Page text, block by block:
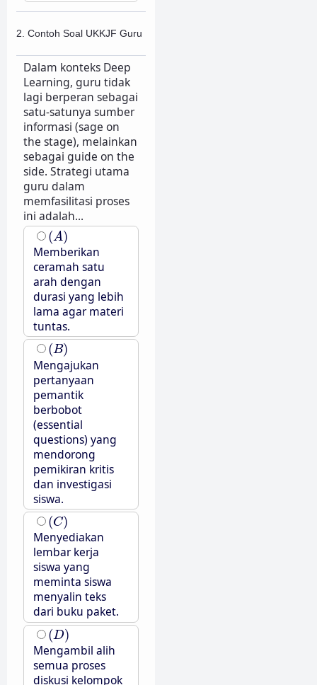
2. Contoh Soal UKKJF Guru
Dalam konteks Deep
Learning, guru tidak
lagi berperan sebagai
satu-satunya sumber
informasi (sage on
the stage), melainkan
sebagai guide on the
side. Strategi utama
guru dalam
memfasilitasi proses
ini adalah...
(A)
(A)
Memberikan
ceramah satu
arah dengan
durasi yang lebih
lama agar materi
tuntas.
(B)
(B)
Mengajukan
pertanyaan
pemantik
berbobot
(essential
questions) yang
mendorong
pemikiran kritis
dan investigasi
siswa.
(C)
(C)
Menyediakan
lembar kerja
siswa yang
meminta siswa
menyalin teks
dari buku paket.
(D)
(D)
Mengambil alih
semua proses
diskusi kelompok